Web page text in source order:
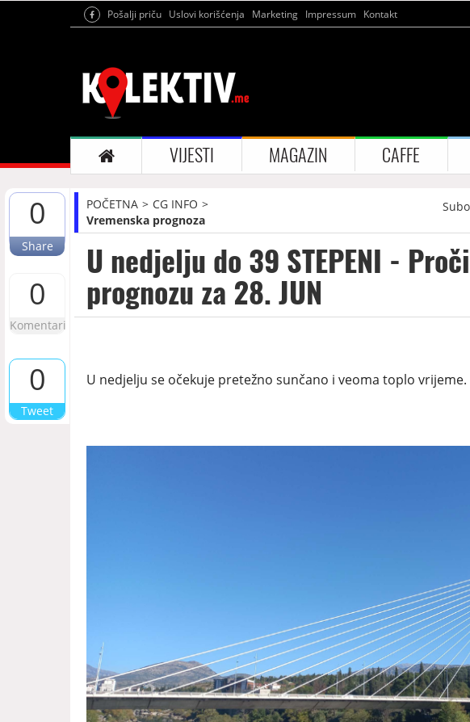
Pošalji priču Uslovi korišćenja Marketing Impressum Kontakt
VIJESTI MAGAZIN CAFFE
0
Share
0
Komentari
0
Tweet
POČETNA
CG INFO
Vremenska prognoza
U nedjelju do 39 STEPENI -
prognozu za 28. JUN
U nedjelju se očekuje pretežno sunčano i veoma toplo vrijeme.